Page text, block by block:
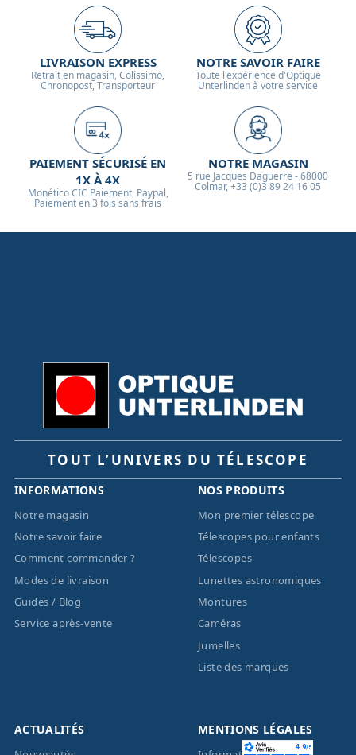
LIVRAISON EXPRESS
Retrait en magasin, Colissimo,
Chronopost, Transporteur
NOTRE SAVOIR FAIRE
Toute l'expérience d'Optique
Unterlinden à votre service
PAIEMENT SÉCURISÉ EN
1X À 4X
Monético CIC Paiement, Paypal,
Paiement en 3 fois sans frais
NOTRE MAGASIN
5 rue Jacques Daguerre - 68000
Colmar, +33 (0)3 89 24 16 05
TOUT L’UNIVERS DU TÉLESCOPE
INFORMATIONS
Notre magasin
Notre savoir faire
Comment commander ?
Modes de livraison
Guides / Blog
Service après-vente
NOS PRODUITS
Mon premier télescope
Télescopes pour enfants
Télescopes
Lunettes astronomiques
Montures
Caméras
Jumelles
Liste des marques
ACTUALITÉS MENTIONS LÉGALES